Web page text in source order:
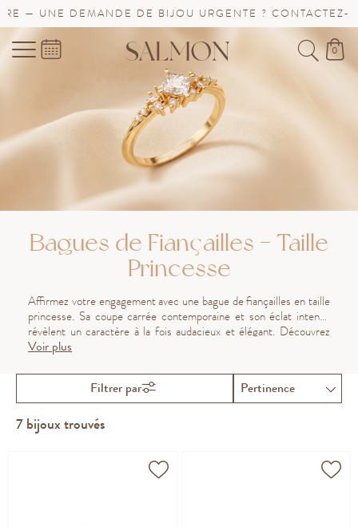
UNE DEMANDE DE BIJOU URGENTE ? CONTACTEZ-NOUS
0
Bagues de Fiançailles - Taille
Princesse
Affirmez votre engagement avec une bague de fiançailles en taille
princesse. Sa coupe carrée contemporaine et son éclat intense
révèlent un caractère à la fois audacieux et élégant. Découvrez
notre collection et trouvez la bague qui incarnera votre amour avec
Voir plus
7bijoux trouvés
Filtrer par